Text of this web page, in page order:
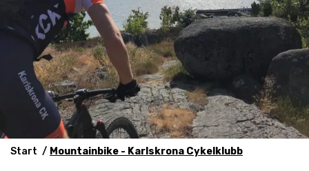
Start Mountainbike - Karlskrona Cykelklubb